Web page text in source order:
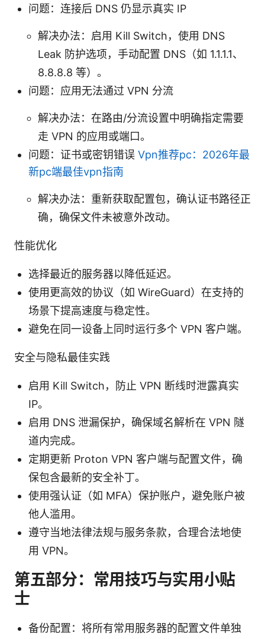
问题：连接后 DNS 仍显示真实 IP
解决办法：启用 Kill Switch，使用 DNS
Leak 防护选项，手动配置 DNS（如 1.1.1.1、
8.8.8.8 等）。
问题：应用无法通过 VPN 分流
解决办法：在路由/分流设置中明确指定需要
走 VPN 的应用或端口。
问题：证书或密钥错误 Vpn推荐pc：2026年最
新pc端最佳vpn指南
解决办法：重新获取配置包，确认证书路径正
确，确保文件未被意外改动。
性能优化
选择最近的服务器以降低延迟。
使用更高效的协议（如 WireGuard）在支持的
场景下提高速度与稳定性。
避免在同一设备上同时运行多个 VPN 客户端。
安全与隐私最佳实践
启用 Kill Switch，防止 VPN 断线时泄露真实
IP。
启用 DNS 泄漏保护，确保域名解析在 VPN 隧
道内完成。
定期更新 Proton VPN 客户端与配置文件，确
保包含最新的安全补丁。
使用强认证（如 MFA）保护账户，避免账户被
他人滥用。
遵守当地法律法规与服务条款，合理合法地使
用 VPN。
第五部分：常用技巧与实用小贴
士
备份配置：将所有常用服务器的配置文件单独